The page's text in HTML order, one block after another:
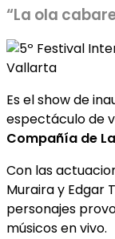
“La ola
Es el show de
espectáculo de
Compañía de
Con las
Muraira y Edgar
personajes
músicos en vivo.